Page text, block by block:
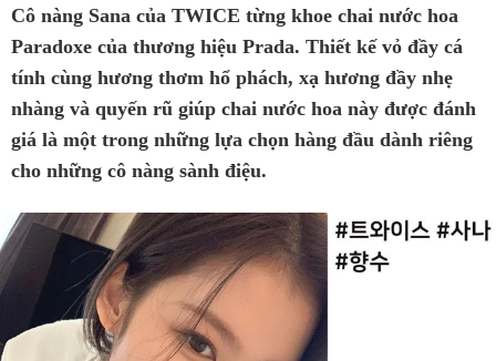
Cô nàng Sana của TWICE từng khoe chai nước hoa
Paradoxe của thương hiệu Prada. Thiết kế vỏ đầy cá
tính cùng hương thơm hổ phách, xạ hương đầy nhẹ
nhàng và quyến rũ giúp chai nước hoa này được đánh
giá là một trong những lựa chọn hàng đầu dành riêng
cho những cô nàng sành điệu.